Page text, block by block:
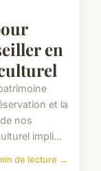
en
et la
nos
impli...
de lecture →